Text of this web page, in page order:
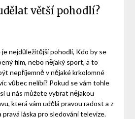
větší pohodlí?
nejdůležitější pohodlí, Kdo by se
film, nebo nějaký sport, a to
nepříjemně v nějaké krkolomné
vůbec nelíbí? Pokud se vám tohle
u nás můžete vybrat nějakou
, která vám udělá pravou radost a z
láska pro sledování televize.